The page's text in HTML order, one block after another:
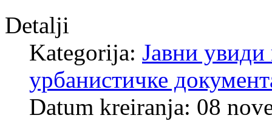
Detalji
Kategorija: Јавни увиди
урбанистичке
Datum kreiranja: 08